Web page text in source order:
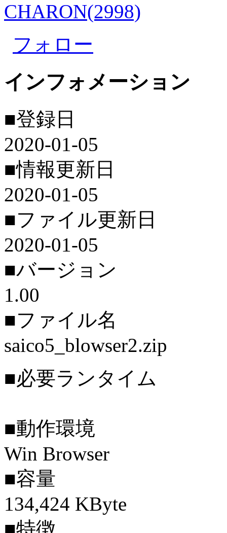
CHARON(2998)
フォロー
インフォメーション
■登録日
2020-01-05
■情報更新日
2020-01-05
■ファイル更新日
2020-01-05
■バージョン
1.00
■ファイル名
saico5_blowser2.zip
■必要ランタイム
■動作環境
Win Browser
■容量
134,424 KByte
■特徴